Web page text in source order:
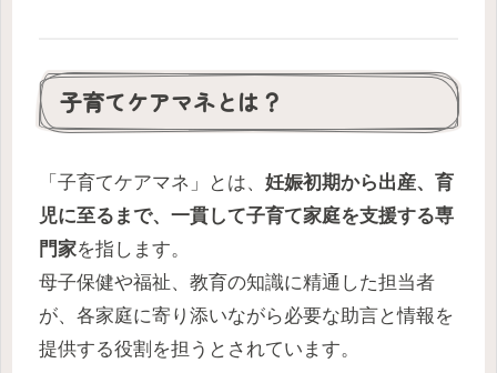
子育てケアマネとは？
「子育てケアマネ」とは、 妊娠初期から出産、育
児に至るまで、一貫して子育て家庭を支援する専
門家を指します。
母子保健や福祉、教育の知識に精通した担当者
が、各家庭に寄り添いながら必要な助言と情報を
提供する役割を担うとされています。